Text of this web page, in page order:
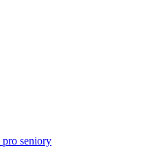
pro seniory